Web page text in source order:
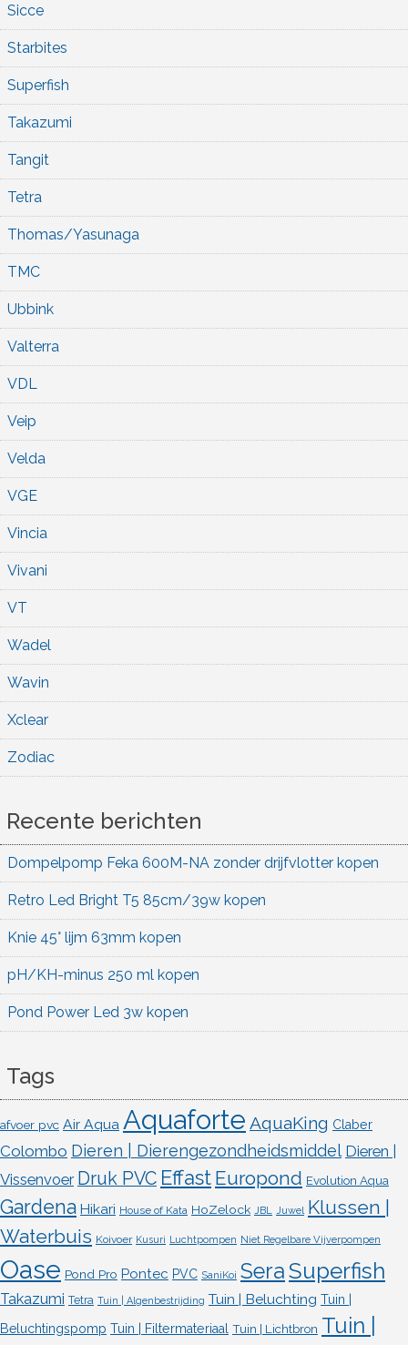
Sicce
Starbites
Superfish
Takazumi
Tangit
Tetra
Thomas/Yasunaga
TMC
Ubbink
Valterra
VDL
Veip
Velda
VGE
Vincia
Vivani
VT
Wadel
Wavin
Xclear
Zodiac
Recente berichten
Dompelpomp Feka 600M-NA zonder drijfvlotter kopen
Retro Led Bright T5 85cm/39w kopen
Knie 45° lijm 63mm kopen
pH/KH-minus 250 ml kopen
Pond Power Led 3w kopen
Tags
afvoer pvc Air Aqua Aquaforte AquaKing Claber
Colombo Dieren | Dierengezondheidsmiddel Dieren |
Vissenvoer Druk PVC Effast Europond Evolution Aqua
Gardena Hikari House of Kata HoZelock JBL Juwel Klussen |
Waterbuis Koivoer Kusuri Luchtpompen Niet Regelbare Vijverpompen
Oase Pond Pro Pontec PVC SaniKoi SeraSuperfish
Takazumi Tetra Tuin | Algenbestrijding Tuin | Beluchting Tuin |
Beluchtingspomp Tuin | Filtermateriaal Tuin | Lichtbron Tuin |